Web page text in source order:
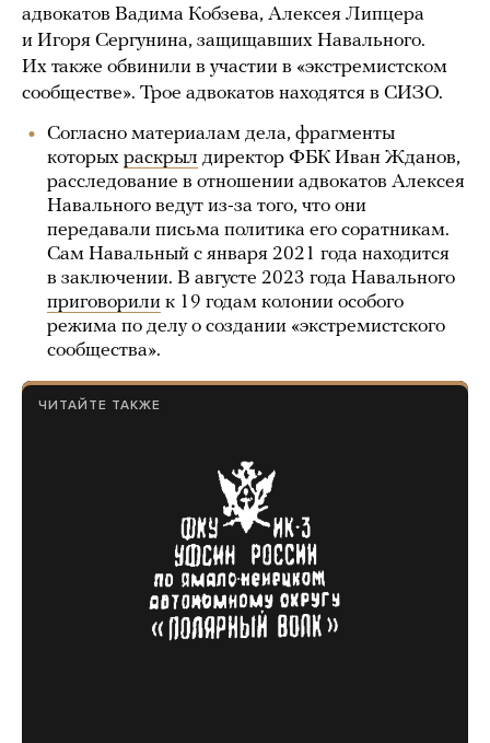
адвокатов Вадима Кобзева, Алексея Липцера
и Игоря Сергунина, защищавших Навального.
Их также обвинили в участии в «экстремистском
сообществе». Трое адвокатов находятся в СИЗО.
Согласно материалам дела, фрагменты
которых раскрыл директор ФБК Иван Жданов,
расследование в отношении адвокатов Алексея
Навального ведут из-за того, что они
передавали письма политика его соратникам.
Сам Навальный с января 2021 года находится
в заключении. В августе 2023 года Навального
приговорили к 19 годам колонии особого
режима по делу о создании «экстремистского
сообщества».
ЧИТАЙТЕ ТАКЖЕ